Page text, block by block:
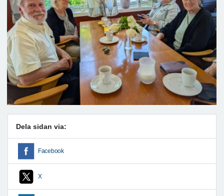
Dela sidan via:
Facebook
X